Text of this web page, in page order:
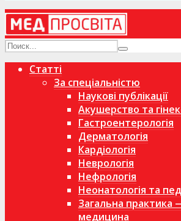
Статті
За спеціальністю
Наукові публікації
Акушерство та
Гастроентерологія
Дерматологія
Кардіологія
Неврологія
Нефрологія
Неонатологія та
Загальна практика
медицина